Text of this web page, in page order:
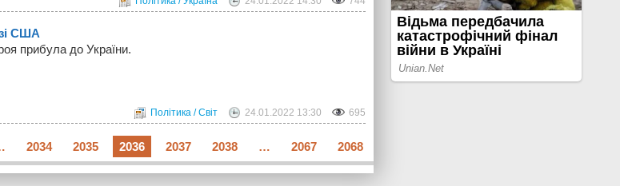
США
прибула до України.
Політика / Світ 24.01.2022 13:30 695
2034 2035 2036 2037 2038 … 2067 2068